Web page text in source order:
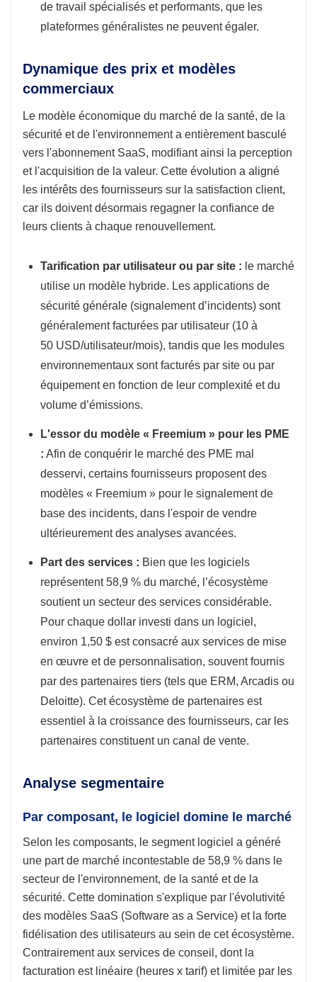
de travail spécialisés et performants, que les
plateformes généralistes ne peuvent égaler.
Dynamique des prix et modèles
commerciaux
Le modèle économique du marché de la santé, de la
sécurité et de l'environnement a entièrement basculé
vers l'abonnement SaaS, modifiant ainsi la perception
et l'acquisition de la valeur. Cette évolution a aligné
les intérêts des fournisseurs sur la satisfaction client,
car ils doivent désormais regagner la confiance de
leurs clients à chaque renouvellement.
Tarification par utilisateur ou par site : le marché
utilise un modèle hybride. Les applications de
sécurité générale (signalement d’incidents) sont
généralement facturées par utilisateur (10 à
50 USD/utilisateur/mois), tandis que les modules
environnementaux sont facturés par site ou par
équipement en fonction de leur complexité et du
volume d’émissions.
L'essor du modèle « Freemium » pour les PME
: Afin de conquérir le marché des PME mal
desservi, certains fournisseurs proposent des
modèles « Freemium » pour le signalement de
base des incidents, dans l'espoir de vendre
ultérieurement des analyses avancées.
Part des services : Bien que les logiciels
représentent 58,9 % du marché, l’écosystème
soutient un secteur des services considérable.
Pour chaque dollar investi dans un logiciel,
environ 1,50 $ est consacré aux services de mise
en œuvre et de personnalisation, souvent fournis
par des partenaires tiers (tels que ERM, Arcadis ou
Deloitte). Cet écosystème de partenaires est
essentiel à la croissance des fournisseurs, car les
partenaires constituent un canal de vente.
Analyse segmentaire
Par composant, le logiciel domine le marché
Selon les composants, le segment logiciel a généré
une part de marché incontestable de 58,9 % dans le
secteur de l'environnement, de la santé et de la
sécurité. Cette domination s'explique par l'évolutivité
des modèles SaaS (Software as a Service) et la forte
fidélisation des utilisateurs au sein de cet écosystème.
Contrairement aux services de conseil, dont la
facturation est linéaire (heures x tarif) et limitée par les